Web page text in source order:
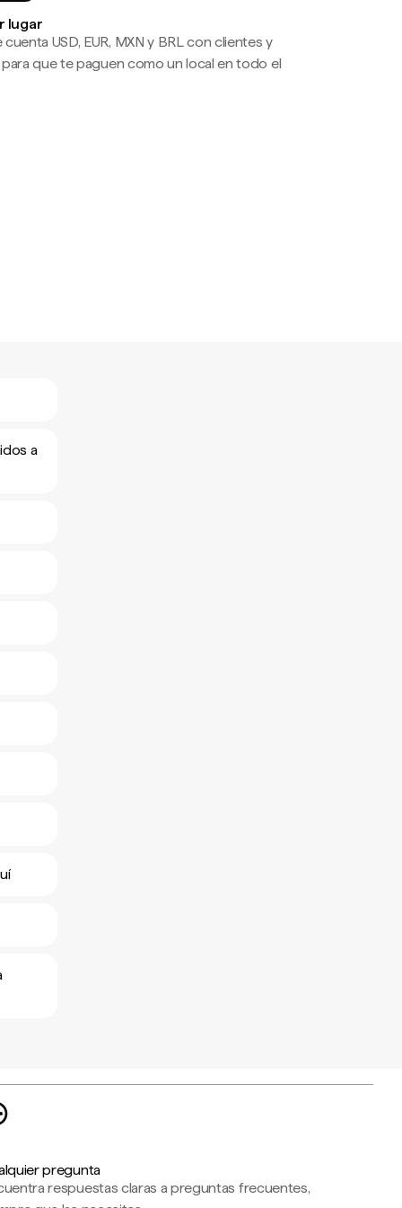
lugar
USD, EUR, MXN y BRL con clientes y
que te paguen como un local en todo el
a
pregunta
respuestas claras a preguntas frecuentes,